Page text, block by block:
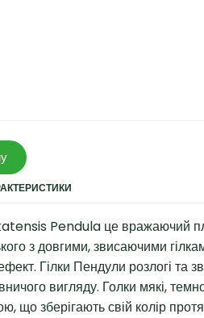
Pendula це вражаючий
з довгими, звисаючими
Гілки Пендули розлогі та
вигляду. Голки мякі,
що зберігають свій колір